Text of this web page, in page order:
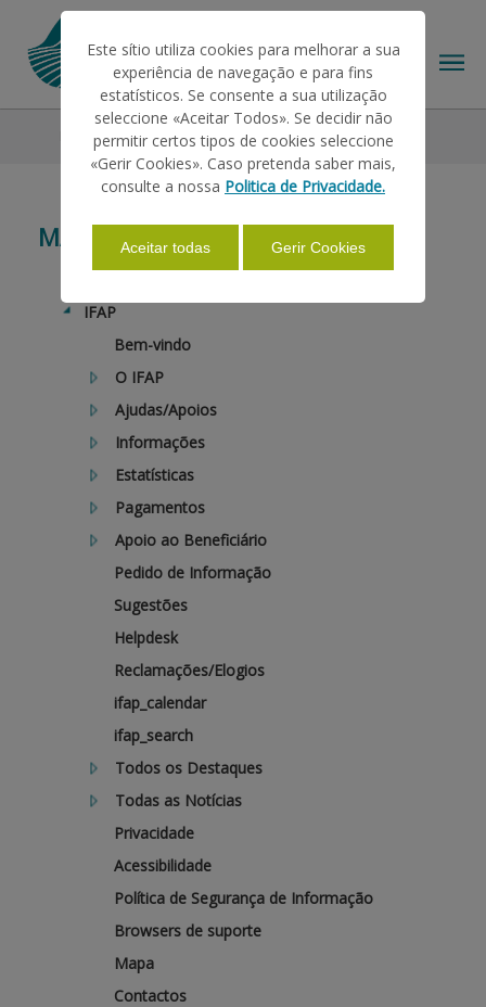
AJUDAS/APOIOS
INFORMAÇÕES
ESTATÍSTICAS
PAGAMENTOS
APOIO AO BENEFICIÁRIO
Entrar / Registar
Mapa
MAPA
IFAP
Bem-vindo
O IFAP
Ajudas/Apoios
Informações
Estatísticas
Pagamentos
Apoio ao Beneficiário
Pedido de Informação
Sugestões
Helpdesk
Reclamações/Elogios
ifap_calendar
ifap_search
Todos os Destaques
Todas as Notícias
Privacidade
Acessibilidade
Política de Segurança de Informação
Browsers de suporte
Mapa
Contactos
Este sítio utiliza cookies para melhorar a sua
experiência de navegação e para fins
estatísticos. Se consente a sua utilização
seleccione «Aceitar Todos». Se decidir não
permitir certos tipos de cookies seleccione
«Gerir Cookies». Caso pretenda saber mais,
consulte a nossa Politica de Privacidade.
Aceitar todas Gerir Cookies